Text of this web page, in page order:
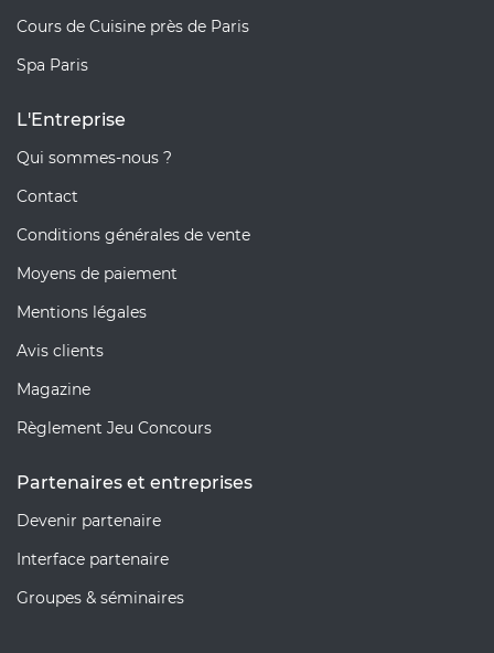
Cours de Cuisine près de Paris
Spa Paris
L'Entreprise
Qui sommes-nous ?
Contact
Conditions générales de vente
Moyens de paiement
Mentions légales
Avis clients
Magazine
Règlement Jeu Concours
Partenaires et entreprises
Devenir partenaire
Interface partenaire
Groupes & séminaires